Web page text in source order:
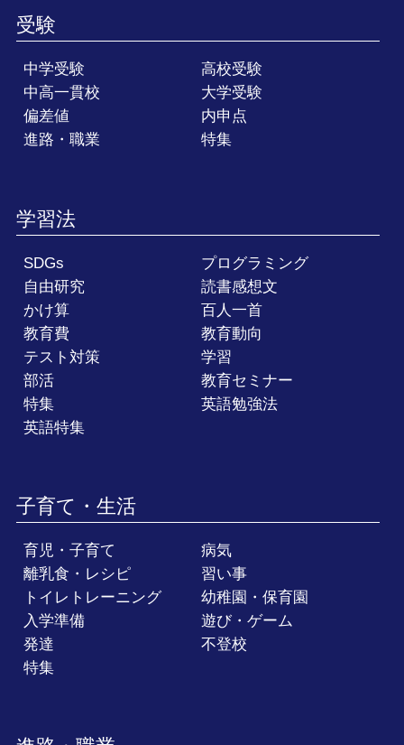
受験
中学受験
高校受験
中高一貫校
大学受験
偏差値
内申点
進路・職業
特集
学習法
SDGs
プログラミング
自由研究
読書感想文
かけ算
百人一首
教育費
教育動向
テスト対策
学習
部活
教育セミナー
特集
英語勉強法
英語特集
子育て・生活
育児・子育て
病気
離乳食・レシピ
習い事
トイレトレーニング
幼稚園・保育園
入学準備
遊び・ゲーム
発達
不登校
特集